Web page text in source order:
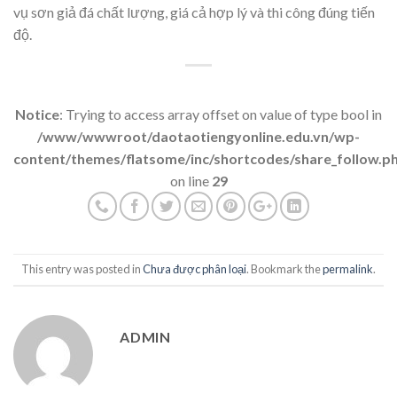
vụ sơn giả đá chất lượng, giá cả hợp lý và thi công đúng tiến
độ.
Notice: Trying to access array offset on value of type bool in
/www/wwwroot/daotaotiengyonline.edu.vn/wp-
content/themes/flatsome/inc/shortcodes/
on line 29
This entry was posted inChưa được phân loại. Bookmark thepermalink.
ADMIN